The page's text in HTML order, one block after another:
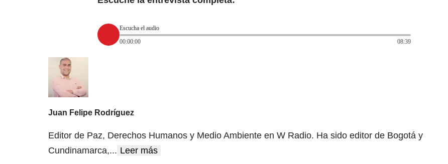
Escucha el audio
00:00:00
08:39
Juan Felipe Rodríguez
Editor de Paz, Derechos Humanos y Medio Ambiente en W Radio. Ha sido editor de Bogotá y
Cundinamarca,... Leer más